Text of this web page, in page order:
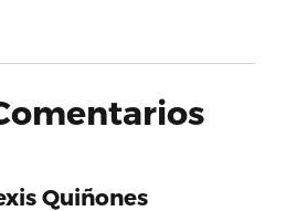
Quiñones